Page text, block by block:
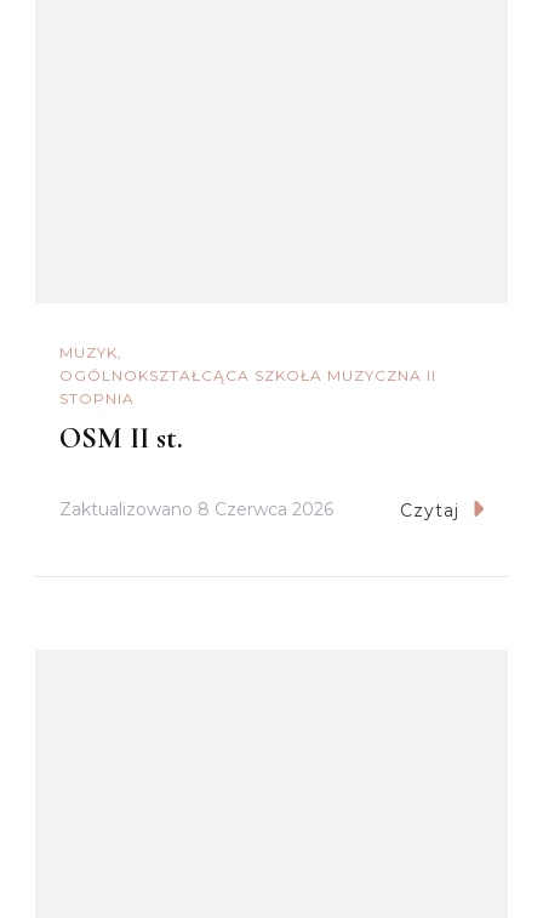
MUZYK
OGÓLNOKSZTAŁCĄCA SZKOŁA MUZYCZNA II
STOPNIA
OSM II st.
Zaktualizowano 8 Czerwca 2026 Czytaj